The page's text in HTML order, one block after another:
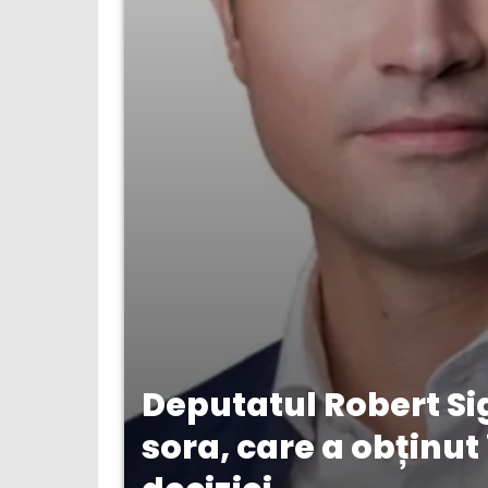
Deputatul Robert
sora, care a